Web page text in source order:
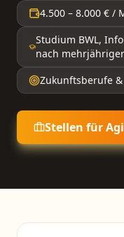
4.500 – 8.000 € /
Studium BWL,
nach
Zukunftsberufe
Stellen für